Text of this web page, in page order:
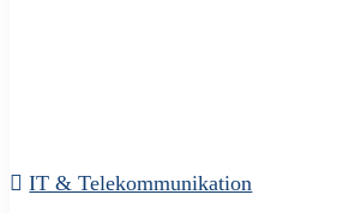
IT & Telekommunikation